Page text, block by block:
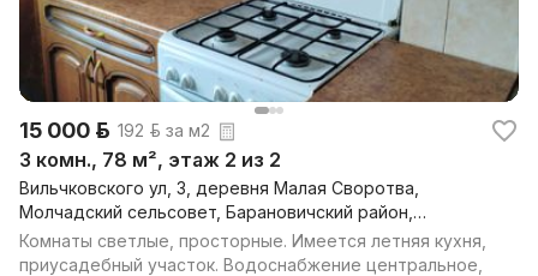
15 000 р. 192 р. за м2
3 комн., 78 м², этаж 2 из 2
Вильчковского ул, 3, деревня Малая Своротва,
Молчадский сельсовет, Барановичский район,
Брестская обл.
Комнаты светлые, просторные. Имеется летняя кухня,
приусадебный участок. Водоснабжение центральное,